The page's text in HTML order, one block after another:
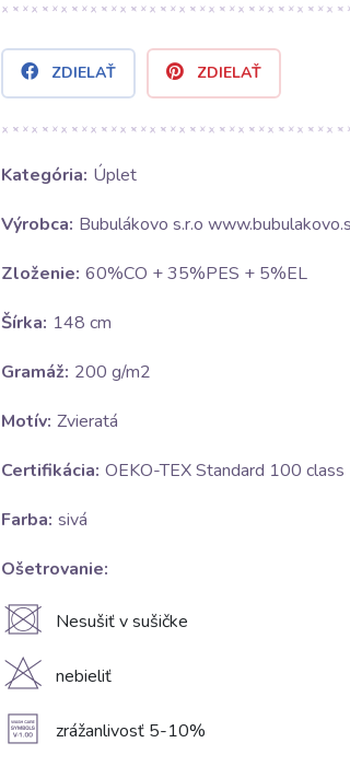
ZDIELAŤ ZDIELAŤ
Kategória: Úplet
Výrobca: Bubulákovo s.r.o
Zloženie: 60%CO + 35%PES + 5%EL
Šírka: 148 cm
Gramáž: 200 g/m2
Motív: Zvieratá
Certifikácia: OEKO-TEX Standard 100 class
Farba: sivá
Ošetrovanie:
U Nesušiť v sušičke
H nebieliť
A zrážanlivosť 5-10%